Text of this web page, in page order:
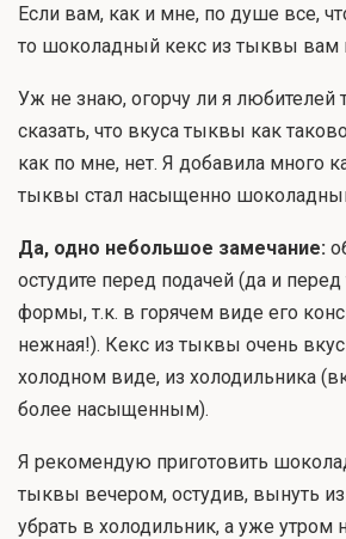
Если вам, как и мне, по душе все,
то шоколадный кекс из тыквы вам
Уж не знаю, огорчу ли я
сказать, что вкуса тыквы как
как по мне, нет. Я добавила много
тыквы стал насыщенно
Да, одно небольшое замечание:
остудите перед подачей (да и
формы, т.к. в горячем виде его
нежная!). Кекс из тыквы очень
холодном виде, из холодильника
более насыщенным).
Я рекомендую приготовить
тыквы вечером, остудив, вынуть
убрать в холодильник, а уже утром